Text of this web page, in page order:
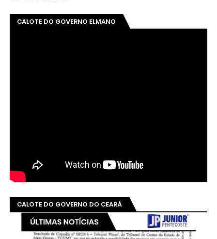
CALOTE DO GOVERNO ELMANO
CALOTE DO GOVERNO DO CEARÁ